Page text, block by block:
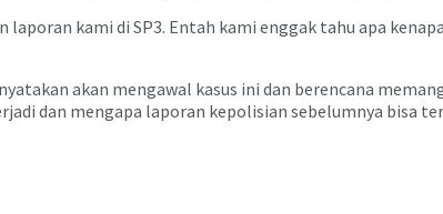
kami di SP3. Entah kami enggak tahu apa
akan mengawal kasus ini dan berencana
dan mengapa laporan kepolisian sebelumnya bisa